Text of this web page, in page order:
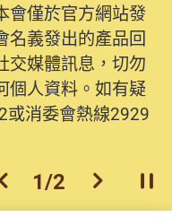
會僅於官方網站發
名義發出的產品回
交媒體訊息，切勿
個人資料。如有疑
或消委會熱線2929
上一個
1/2 下一個開